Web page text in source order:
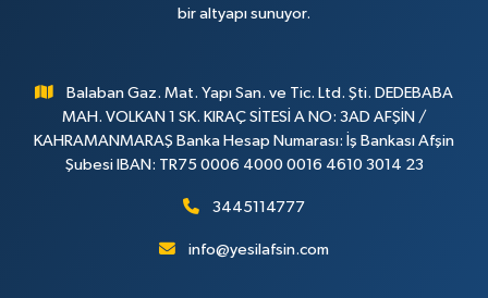
bir altyapı sunuyor.
Balaban Gaz. Mat. Yapı San. ve Tic. Ltd. Şti. DEDEBABA
MAH. VOLKAN 1 SK. KIRAÇ SİTESİ A NO: 3AD AFŞİN /
KAHRAMANMARAŞ Banka Hesap Numarası: İş Bankası Afşin
Şubesi IBAN: TR75 0006 4000 0016 4610 3014 23
3445114777
info@yesilafsin.com